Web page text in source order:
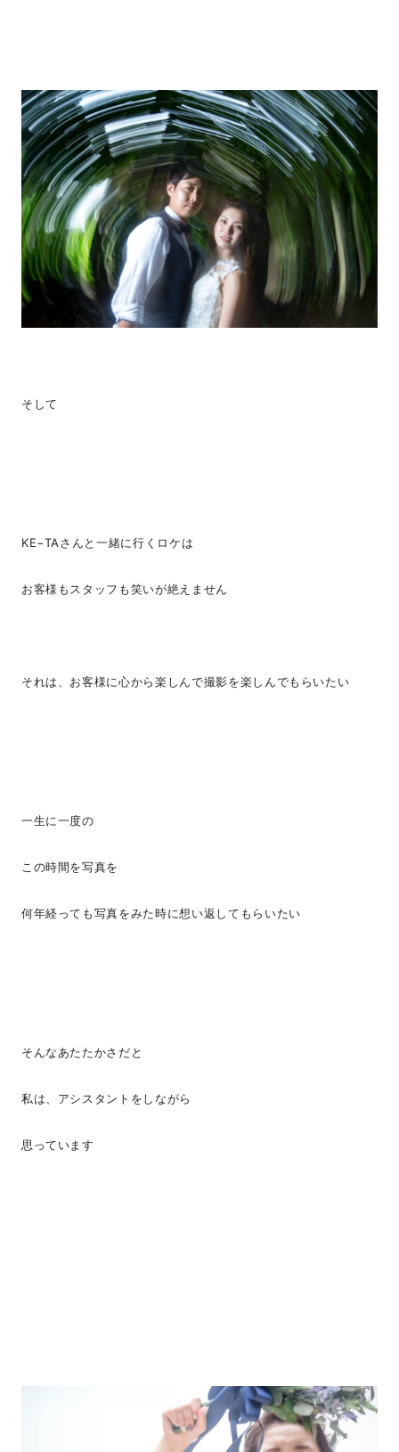
そして
KE−TAさんと一緒に行くロケは
お客様もスタッフも笑いが絶えません
それは、お客様に心から楽しんで撮影を楽しんでもらいたい
一生に一度の
この時間を写真を
何年経っても写真をみた時に想い返してもらいたい
そんなあたたかさだと
私は、アシスタントをしながら
思っています